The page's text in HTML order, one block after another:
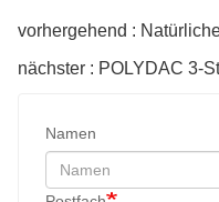
vorhergehend :
nächster : POLYDAC 3-
Namen